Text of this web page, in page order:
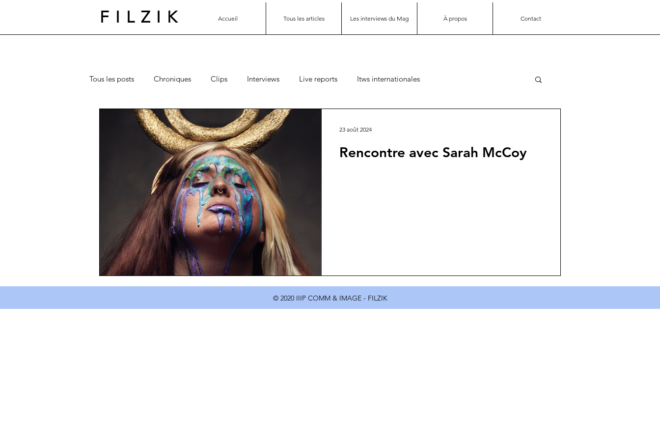
FILZIK Accueil Tous les articles Les interviews du Mag À propos Contact
Tous les posts Chroniques Clips Interviews Live reports Itws internationales
Rencontre avec Sarah McCoy
23 août 2024
© 2020 IIIP COMM & IMAGE - FILZIK